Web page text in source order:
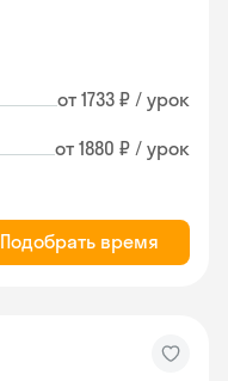
от 1733 ₽ / урок
от 1880 ₽ / урок
Подобрать время